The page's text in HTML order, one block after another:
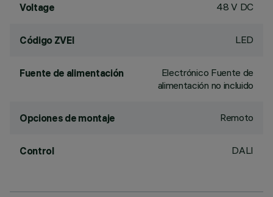
Voltage 48 V DC
Código ZVEI LED
Fuente de alimentación
Electrónico Fuente de
alimentación no incluido
Opciones de montaje Remoto
Control DALI